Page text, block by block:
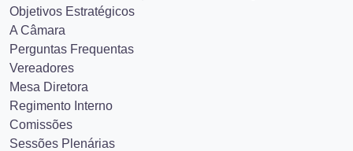
Objetivos Estratégicos
A Câmara
Perguntas Frequentas
Vereadores
Mesa Diretora
Regimento Interno
Comissões
Sessões Plenárias